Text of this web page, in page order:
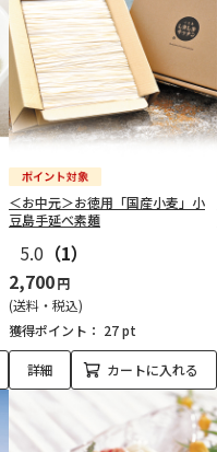
＜お中元＞お徳用「国産小麦」小
豆島手延べ素麺
5.0 （1）
2,700円
(送料・税込)
獲得ポイント： 27 pt
詳細 カートに入れる